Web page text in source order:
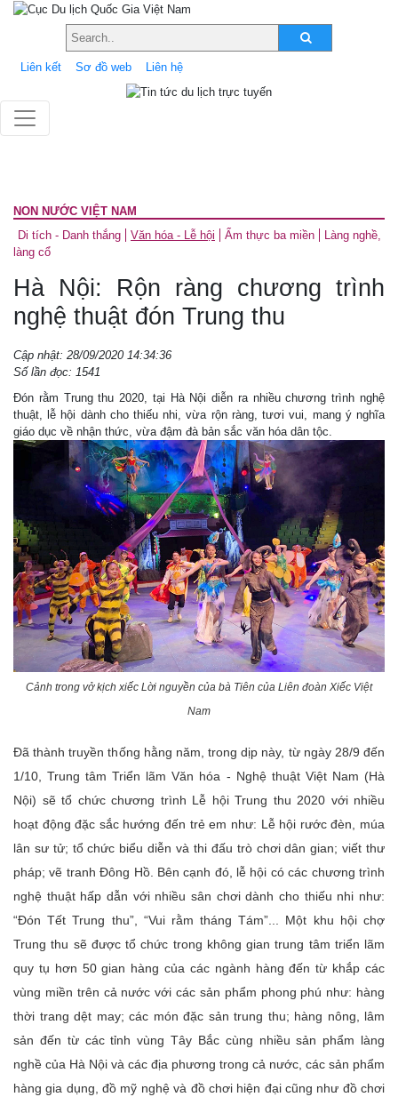
Liên kết Sơ đồ web Liên hệ
NON NƯỚC VIỆT NAM
Di tích - Danh thắng
Văn hóa - Lễ hội Ẩm thực ba miền
Làng nghề,
làng cổ
Hà Nội: Rộn ràng chương trình
nghệ thuật đón Trung thu
Cập nhật: 28/09/2020 14:34:36
Số lần đọc: 1541
Ðón rằm Trung thu 2020, tại Hà Nội diễn ra nhiều chương trình nghệ
thuật, lễ hội dành cho thiếu nhi, vừa rộn ràng, tươi vui, mang ý nghĩa
giáo dục về nhận thức, vừa đậm đà bản sắc văn hóa dân tộc.
Cảnh trong vở kịch xiếc Lời nguyền của bà Tiên của Liên đoàn Xiếc Việt
Nam
Đã thành truyền thống hằng năm, trong dịp này, từ ngày 28/9 đến
1/10, Trung tâm Triển lãm Văn hóa - Nghệ thuật Việt Nam (Hà
Nội) sẽ tổ chức chương trình Lễ hội Trung thu 2020 với nhiều
hoạt động đặc sắc hướng đến trẻ em như: Lễ hội rước đèn, múa
lân sư tử; tổ chức biểu diễn và thi đấu trò chơi dân gian; viết thư
pháp; vẽ tranh Ðông Hồ. Bên cạnh đó, lễ hội có các chương trình
nghệ thuật hấp dẫn với nhiều sân chơi dành cho thiếu nhi như:
“Ðón Tết Trung thu”, “Vui rằm tháng Tám”... Một khu hội chợ
Trung thu sẽ được tổ chức trong không gian trung tâm triển lãm
quy tụ hơn 50 gian hàng của các ngành hàng đến từ khắp các
vùng miền trên cả nước với các sản phẩm phong phú như: hàng
thời trang dệt may; các món đặc sản trung thu; hàng nông, lâm
sản đến từ các tỉnh vùng Tây Bắc cùng nhiều sản phẩm làng
nghề của Hà Nội và các địa phương trong cả nước, các sản phẩm
hàng gia dụng, đồ mỹ nghệ và đồ chơi hiện đại cũng như đồ chơi